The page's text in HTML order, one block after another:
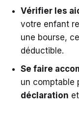
Vérifier les
votre enfant
une bourse,
déductible.
Se faire
un comptable
déclaration